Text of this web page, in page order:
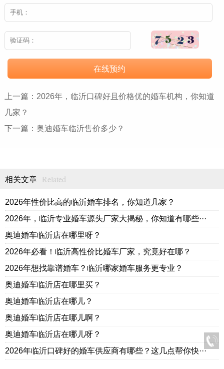
在线预约
上一篇： 2026年，临沂口碑好且价格优的婚车机构，你知道
几家？
下一篇： 奥迪婚车临沂售价多少？
相关文章 Related
2026年性价比高的临沂婚车排名，你知道几家？
2026年，临沂专业婚车源头厂家大揭秘，你知道有哪些···
奥迪婚车临沂店在哪里呀？
2026年必看！临沂高性价比婚车厂家，究竟好在哪？
2026年想找靠谱婚车？临沂哪家婚车服务更专业？
奥迪婚车临沂店在哪里买？
奥迪婚车临沂店在哪儿？
奥迪婚车临沂店在哪儿啊？
奥迪婚车临沂店在哪儿呀？
2026年临沂口碑好的婚车供应商有哪些？这几点帮你快···